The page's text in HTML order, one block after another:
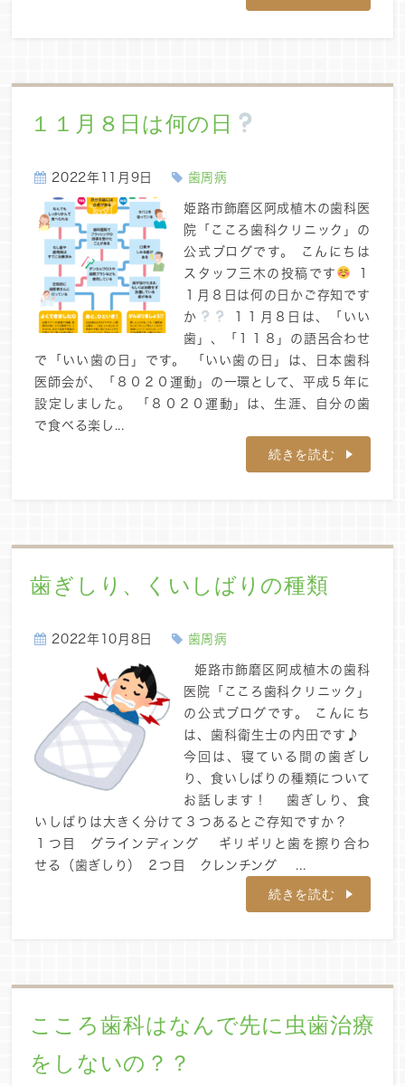
１１月８日は何の日
2022年11月9日 歯周病
姫路市飾磨区阿成植木の歯科医
院「こころ歯科クリニック」の
公式ブログです。 こんにちは
スタッフ三木の投稿です
１月８日は何の日かご存知です
か
１１月８日は、「いい
歯」、「１１８」の語呂合わせ
で「いい歯の日」です。 「いい歯の日」は、日本歯科
医師会が、「８０２０運動」の一環として、平成５年に
設定しました。 「８０２０運動」は、生涯、自分の歯
で食べる楽し...
続きを読む
歯ぎしり、くいしばりの種類
2022年10月8日 歯周病
姫路市飾磨区阿成植木の歯科
医院「こころ歯科クリニック」
の公式ブログです。 こんにち
は、歯科衛生士の内田です♪
今回は、寝ている間の歯ぎし
り、食いしばりの種類について
お話します！ 歯ぎしり、食
いしばりは大きく分けて３つあるとご存知ですか？
１つ目 グラインディング ギリギリと歯を擦り合わ
せる（歯ぎしり） ２つ目 クレンチング ...
続きを読む
こころ歯科はなんで先に虫歯治療
をしないの？？